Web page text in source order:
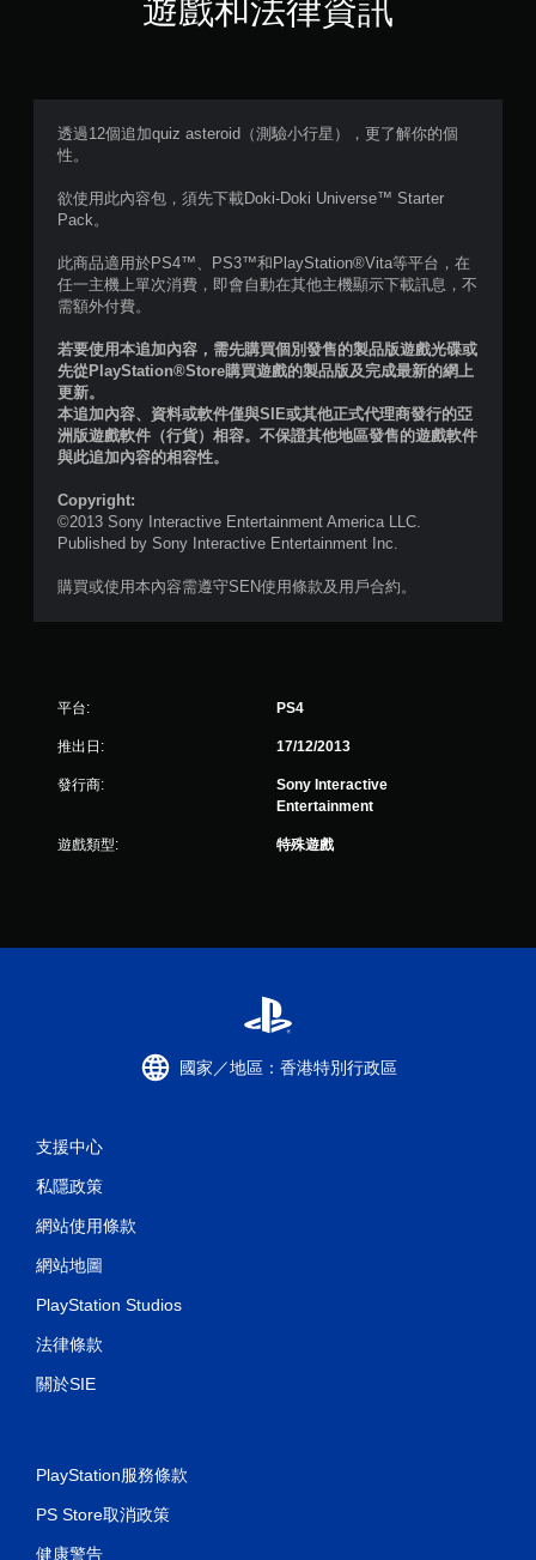
星
共
則
評
分
遊戲和法律資訊
透過12個追加quiz asteroid（測驗小行星），更了解你的個
性。
欲使用此內容包，須先下載Doki-Doki Universe™ Starter
Pack。
此商品適用於PS4™、PS3™和PlayStation®Vita等平台，在
任一主機上單次消費，即會自動在其他主機顯示下載訊息，不
需額外付費。
若要使用本追加內容，需先購買個別發售的製品版遊戲光碟或
先從PlayStation®Store購買遊戲的製品版及完成最新的網上
更新。
本追加內容、資料或軟件僅與SIE或其他正式代理商發行的亞
洲版遊戲軟件（行貨）相容。不保證其他地區發售的遊戲軟件
與此追加內容的相容性。
Copyright:
©2013 Sony Interactive Entertainment America LLC.
Published by Sony Interactive Entertainment Inc.
購買或使用本內容需遵守SEN使用條款及用戶合約。
平台: PS4
推出日: 17/12/2013
發行商:
Sony Interactive
Entertainment
遊戲類型: 特殊遊戲
國家／地區：香港特別行政區
支援中心
私隱政策
網站使用條款
網站地圖
PlayStation Studios
法律條款
關於SIE
PlayStation服務條款
PS Store取消政策
健康警告